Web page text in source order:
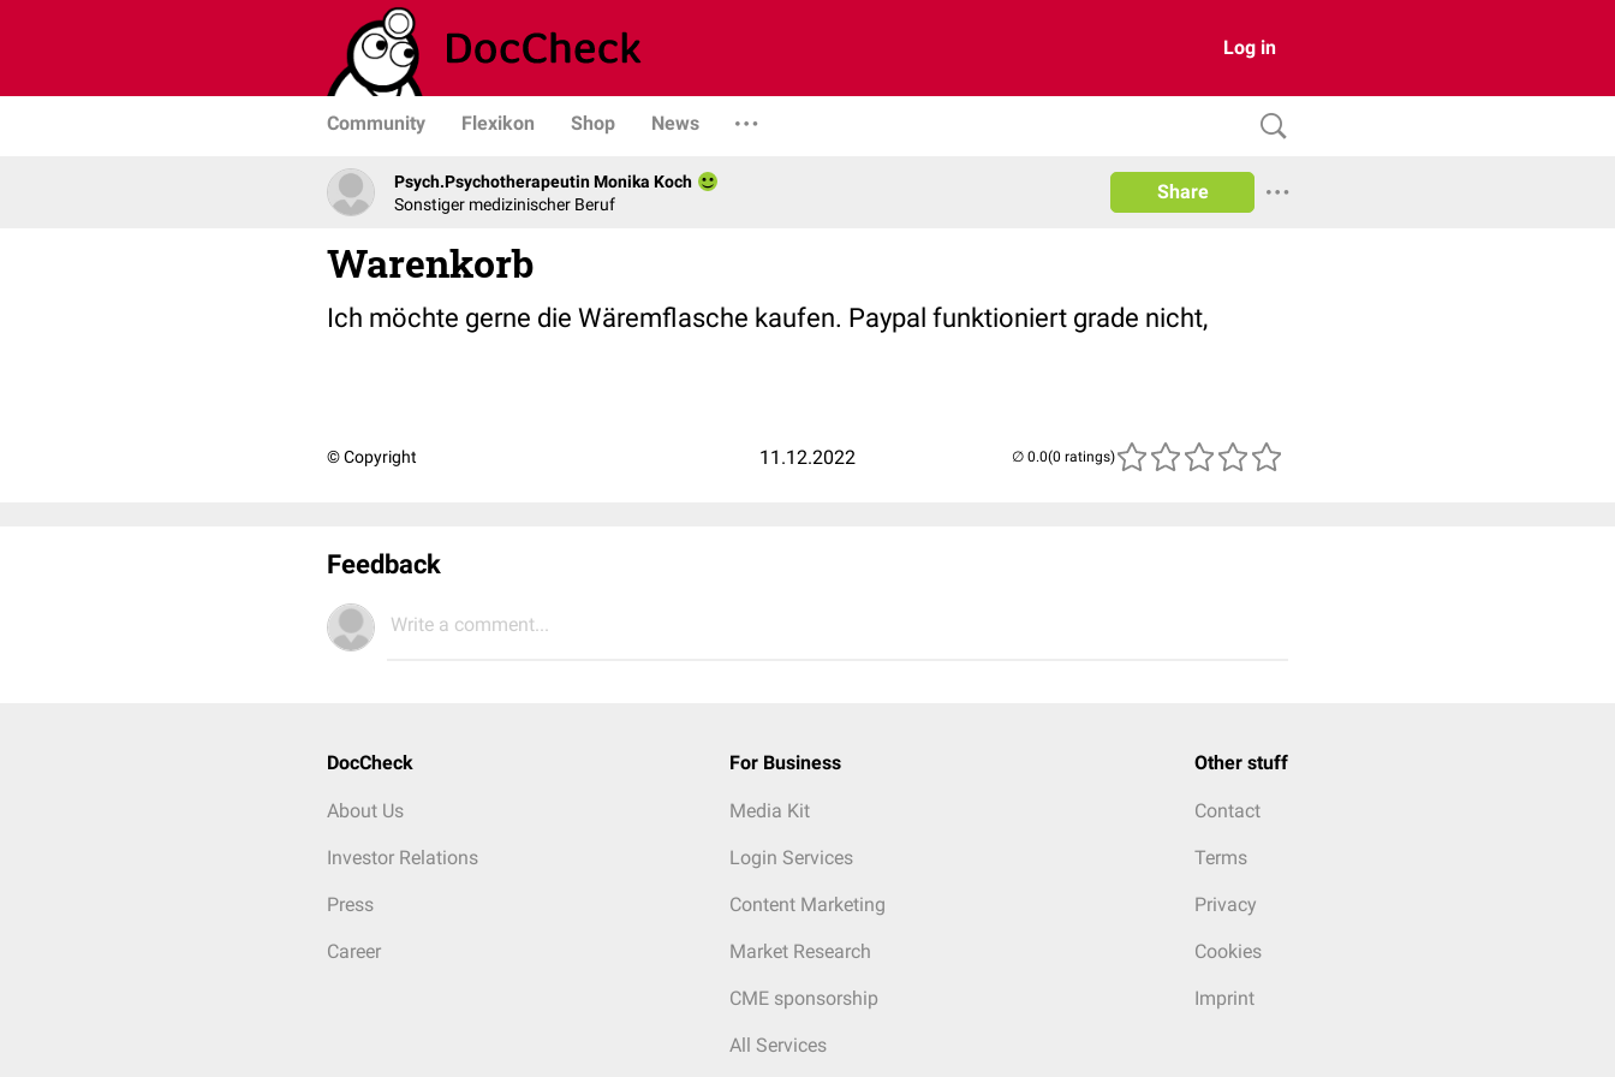
Log in
Community Flexikon Shop News
Psych.Psychotherapeutin Monika Koch
Sonstiger medizinischer Beruf
Share
Warenkorb
Ich möchte gerne die Wäremflasche kaufen. Paypal funktioniert grade nicht,
© Copyright 11.12.2022 (0 ratings)
Feedback
Write a comment...
DocCheck
About Us
Investor Relations
Press
Career
For Business
Media Kit
Login Services
Content Marketing
Market Research
CME sponsorship
All Services
Other stuff
Contact
Terms
Privacy
Cookies
Imprint